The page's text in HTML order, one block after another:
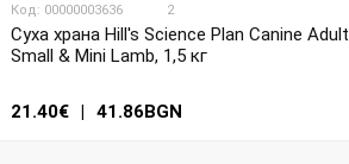
Код: 00000003636 2
Суха храна Hill's Science Plan Canine Adult
Small & Mini Lamb, 1,5 кг
21.40€ | 41.86BGN